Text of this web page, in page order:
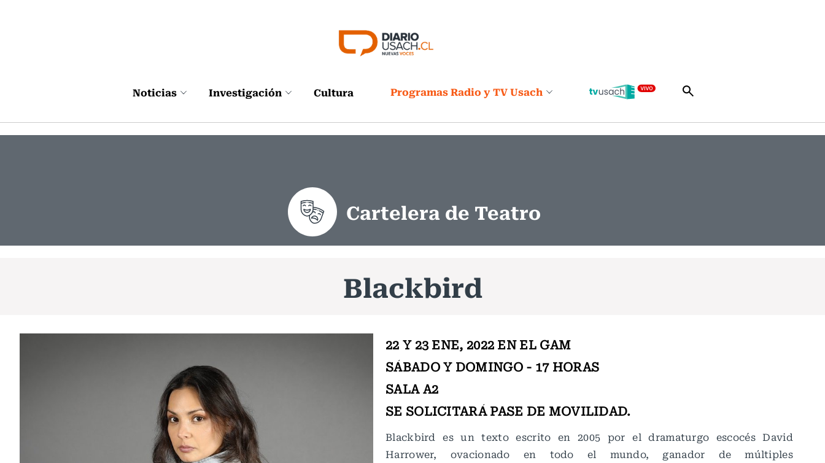
Noticias Investigación Cultura Programas Radio y TV Usach
Cartelera de Teatro
Blackbird
22 Y 23 ENE, 2022 EN EL GAM
SÁBADO Y DOMINGO - 17 HORAS
SALA A2
SE SOLICITARÁ PASE DE MOVILIDAD.
Blackbird es un texto escrito en 2005 por el dramaturgo escocés David
Harrower, ovacionado en todo el mundo, ganador de múltiples